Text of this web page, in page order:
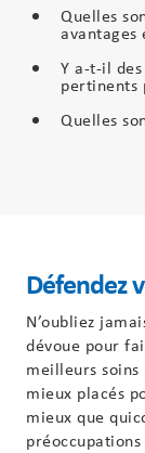
Quelles
avantages
Y a-t-il
pertinents
Quelles
Défendez
N’oubliez
dévoue pour
meilleurs
mieux placés
mieux que